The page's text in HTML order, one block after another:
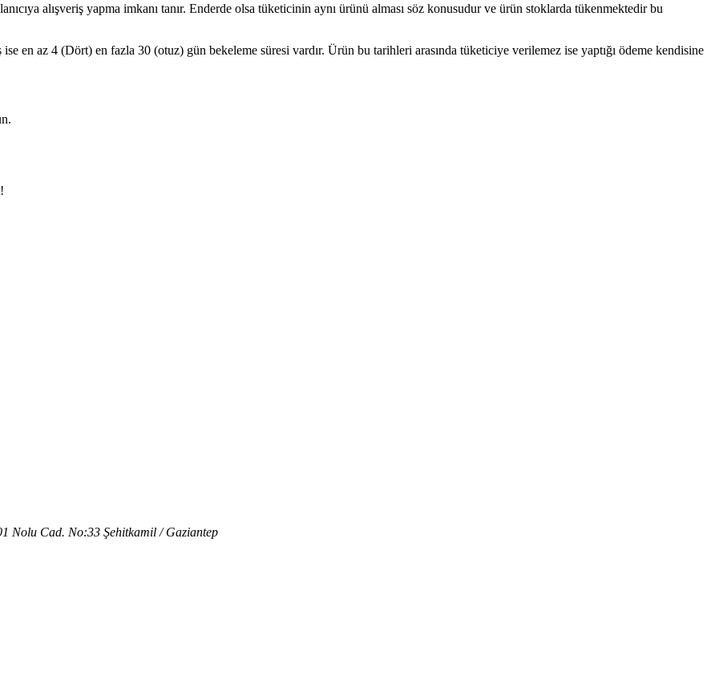
alışveriş yapma imkanı tanır. Enderde olsa tüketicinin aynı ürünü alması söz konusudur ve ürün stoklarda tükenmektedir bu
en az 4 (Dört) en fazla 30 (otuz) gün bekeleme süresi vardır. Ürün bu tarihleri arasında tüketiciye verilemez ise yaptığı ödeme kendisine
Nolu Cad. No:33 Şehitkamil / Gaziantep